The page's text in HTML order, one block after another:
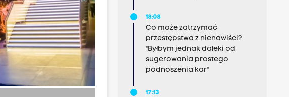
18:08
Co może zatrzymać
przestępstwa z nienawiści?
"Byłbym jednak daleki od
sugerowania prostego
podnoszenia kar"
17:13